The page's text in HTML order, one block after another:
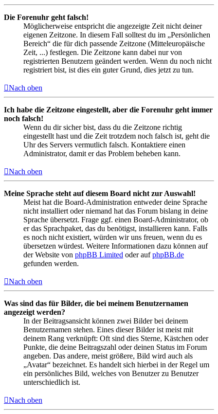
Die Forenuhr geht falsch!
Möglicherweise entspricht die angezeigte Zeit nicht deiner
eigenen Zeitzone. In diesem Fall solltest du im „Persönlichen
Bereich“ die für dich passende Zeitzone (Mitteleuropäische
Zeit, ...) festlegen. Die Zeitzone kann dabei nur von
registrierten Benutzern geändert werden. Wenn du noch nicht
registriert bist, ist dies ein guter Grund, dies jetzt zu tun.
Nach oben
Ich habe die Zeitzone eingestellt, aber die Forenuhr geht immer
noch falsch!
Wenn du dir sicher bist, dass du die Zeitzone richtig
eingestellt hast und die Zeit trotzdem noch falsch ist, geht die
Uhr des Servers vermutlich falsch. Kontaktiere einen
Administrator, damit er das Problem beheben kann.
Nach oben
Meine Sprache steht auf diesem Board nicht zur Auswahl!
Meist hat die Board-Administration entweder deine Sprache
nicht installiert oder niemand hat das Forum bislang in deine
Sprache übersetzt. Frage ggf. einen Board-Administrator, ob
er das Sprachpaket, das du benötigst, installieren kann. Falls
es noch nicht existiert, würden wir uns freuen, wenn du es
übersetzen würdest. Weitere Informationen dazu können auf
der Website von phpBB Limited oder aufphpBB.de
gefunden werden.
Nach oben
Was sind das für Bilder, die bei meinem Benutzernamen
angezeigt werden?
In der Beitragsansicht können zwei Bilder bei deinem
Benutzernamen stehen. Eines dieser Bilder ist meist mit
deinem Rang verknüpft: Oft sind dies Sterne, Kästchen oder
Punkte, die deine Beitragszahl oder deinen Status im Forum
angeben. Das andere, meist größere, Bild wird auch als
„Avatar“ bezeichnet. Es handelt sich hierbei in der Regel um
ein persönliches Bild, welches von Benutzer zu Benutzer
unterschiedlich ist.
Nach oben